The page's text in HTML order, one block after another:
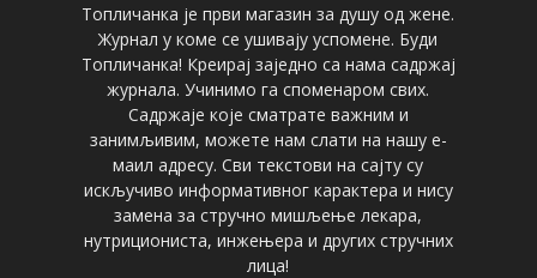
Топличанка је први магазин за душу од жене.
Журнал у коме се ушивају успомене. Буди
Топличанка! Креирај заједно са нама садржај
журнала. Учинимо га споменаром свих.
Садржаје које сматрате важним и
занимљивим, можете нам слати на нашу е-
маил адресу. Сви текстови на сајту су
искључиво информативног карактера и нису
замена за стручно мишљење лекара,
нутрициониста, инжењера и других стручних
лица!